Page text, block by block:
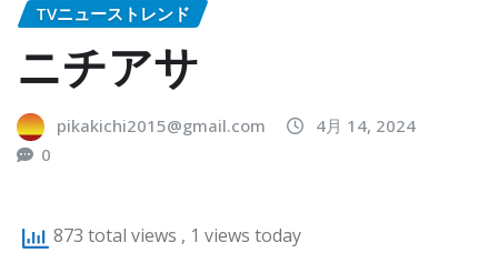
TVニューストレンド
ニチアサ
pikakichi2015@gmail.com
4月 14, 2024
0
873 total views , 1 views today